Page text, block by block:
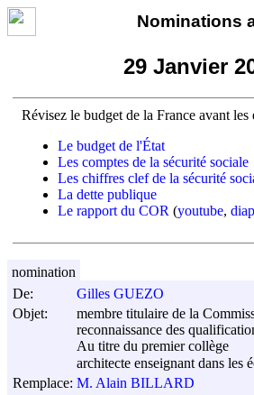
Nominations
29 Janvier
Révisez le budget de la France avant les
Le budget de l'État
Les comptes de la sécurité sociale
Les chiffres clef de la sécurité
La dette publique
Le rapport du COR (youtube,
De:
Gilles GUEZO
Objet:
membre titulaire de la
reconnaissance des
Au titre du premier collège
architecte enseignant dans les
Remplace: M. Alain BILLARD
nomination